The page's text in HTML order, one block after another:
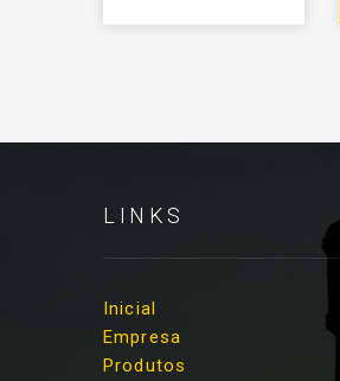
LINKS
Inicial
Empresa
Produtos